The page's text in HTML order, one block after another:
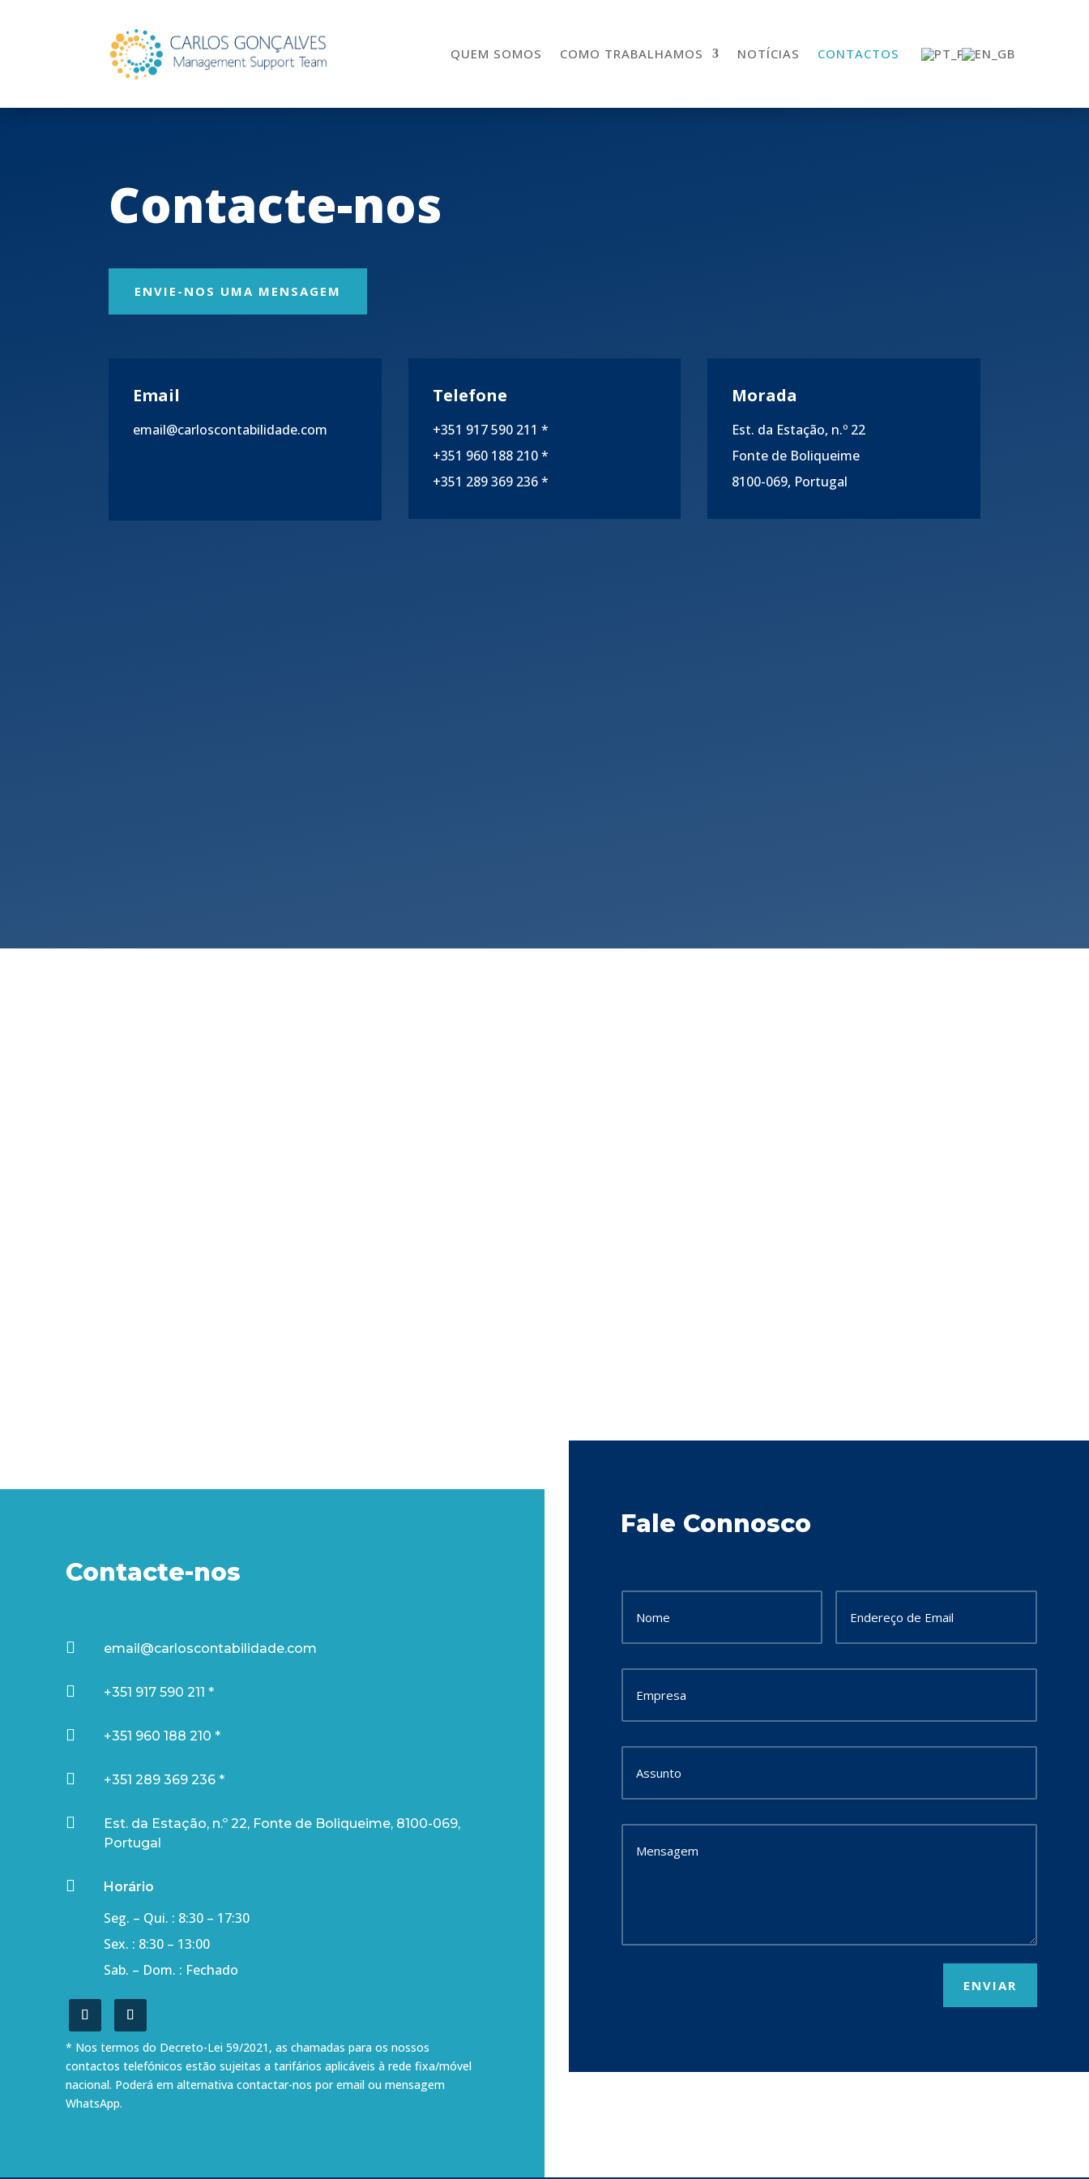
QUEM SOMOS COMO TRABALHAMOS NOTÍCIAS CONTACTOS
Contacte-nos
ENVIE-NOS UMA MENSAGEM
Email
email@carloscontabilidade.com
Telefone
+351 917 590 211 *
+351 960 188 210 *
+351 289 369 236 *
Morada
Est. da Estação, n.º 22
Fonte de Boliqueime
8100-069, Portugal
Contacte-nos
 email@carloscontabilidade.com
 +351 917 590 211 *
 +351 960 188 210 *
 +351 289 369 236 *

Est. da Estação, n.º 22, Fonte de Boliqueime, 8100-069,
Portugal
 Horário
Seg. – Qui. : 8:30 – 17:30
Sex. : 8:30 – 13:00
Sab. – Dom. : Fechado
* Nos termos do Decreto-Lei 59/2021, as chamadas para os nossos
contactos telefónicos estão sujeitas a tarifários aplicáveis à rede fixa/móvel
nacional. Poderá em alternativa contactar-nos por email ou mensagem
WhatsApp.
Fale Connosco
ENVIAR